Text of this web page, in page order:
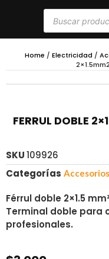
Home / Electricidad /
FERRUL DOBLE
SKU109926
Categorías
Férrul doble 2×1.5
Terminal doble para
profesionales.